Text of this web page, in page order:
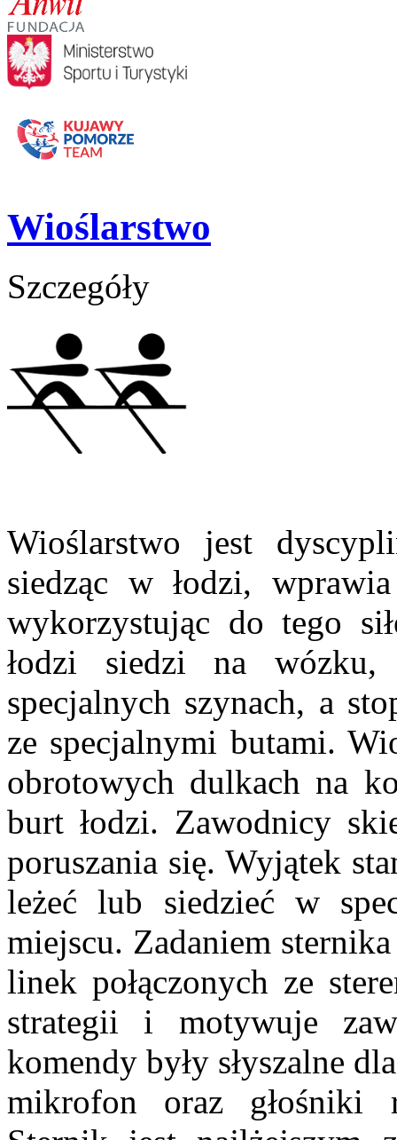
Wioślarstwo
Szczegóły
Wioślarstwo jest
siedząc w łodzi,
wykorzystując do tego
łodzi siedzi na
specjalnych szynach, a
ze specjalnymi butami.
obrotowych dulkach na
burt łodzi. Zawodnicy
poruszania się. Wyjątek
leżeć lub siedzieć w
miejscu. Zadaniem
linek połączonych ze
strategii i motywuje
komendy były słyszalne
mikrofon oraz głośniki